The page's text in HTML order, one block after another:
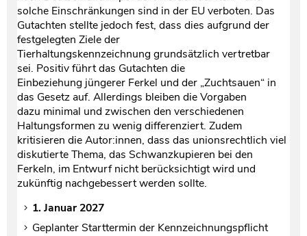
solche Einschränkungen sind in der EU verboten. Das
Gutachten stellte jedoch fest, dass dies aufgrund der
festgelegten Ziele der
Tierhaltungskennzeichnung grundsätzlich vertretbar
sei. Positiv führt das Gutachten die
Einbeziehung jüngerer Ferkel und der „Zuchtsauen“ in
das Gesetz auf. Allerdings bleiben die Vorgaben
dazu minimal und zwischen den verschiedenen
Haltungsformen zu wenig differenziert. Zudem
kritisieren die Autor:innen, dass das unionsrechtlich viel
diskutierte Thema, das Schwanzkupieren bei den
Ferkeln, im Entwurf nicht berücksichtigt wird und
zukünftig nachgebessert werden sollte.
1. Januar 2027
Geplanter Starttermin der Kennzeichnungspflicht